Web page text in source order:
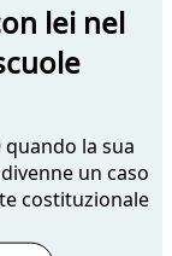
lei nel
quando la sua
un caso
costituzionale